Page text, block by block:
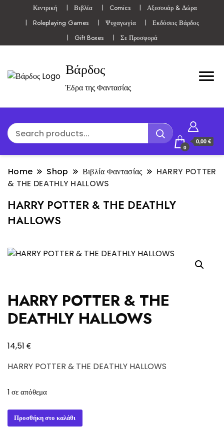
Κεντρική Βιβλία Comics
Αξεσουάρ & Δώρα
Roleplaying Games
Ψυχαγωγία
Εκδόσεις Βάρδος
Gift Boxes
Σε Προσφορά
Βάρδος
Έδρα της Φαντασίας
0
0,00 €
Home Shop Βιβλία Φαντασίας
HARRY POTTER
& THE DEATHLY HALLOWS
HARRY POTTER & THE DEATHLY
HALLOWS
HARRY POTTER & THE
DEATHLY HALLOWS
14,51 €
HARRY POTTER & THE DEATHLY HALLOWS
1 σε απόθεμα
HARRY
POTTER
Προσθήκη στο καλάθι